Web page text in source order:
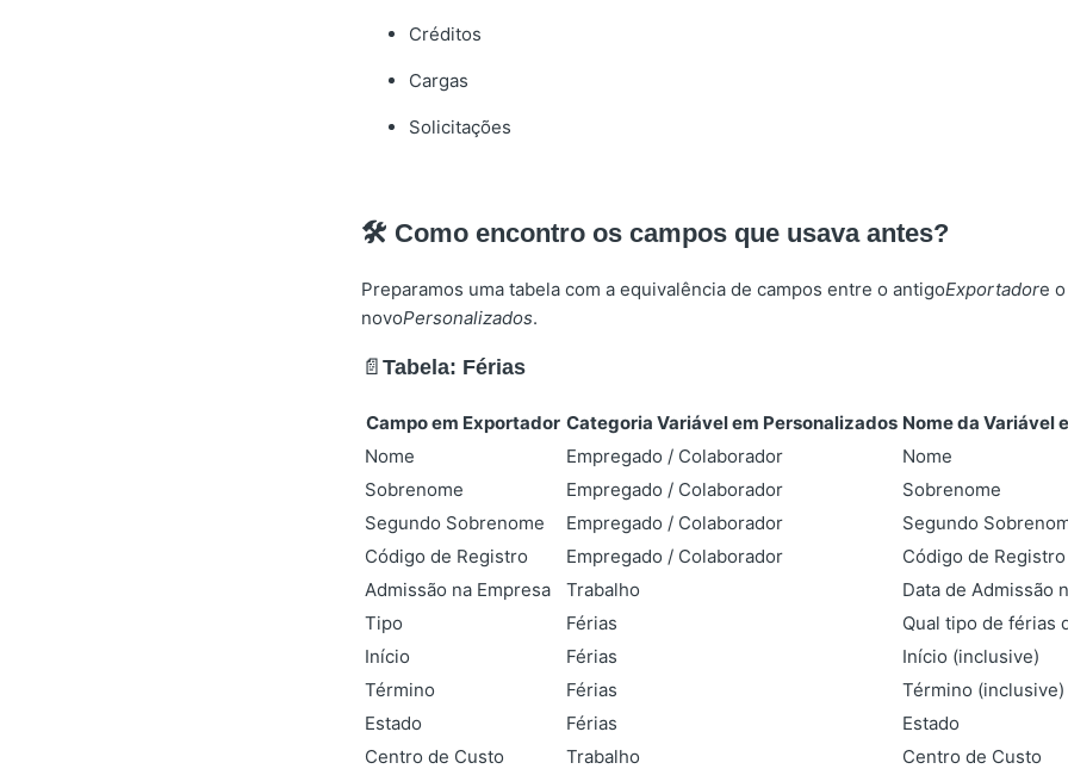
Créditos
Cargas
Solicitações
🛠️ Como encontro os campos que usava antes?
Preparamos uma tabela com a equivalência de campos entre o antigoExportadore o
novoPersonalizados.
📄 Tabela: Férias
Campo em Exportador Categoria Variável em Personalizados Nome da Variável
Nome
Empregado / Colaborador
Nome
Sobrenome
Empregado / Colaborador
Sobrenome
Segundo Sobrenome
Empregado / Colaborador
Segundo
Código de Registro
Empregado / Colaborador
Código de Registro
Admissão na Empresa
Trabalho
Data de Admissão
Tipo
Férias
Qual tipo de férias
Início
Férias
Início (inclusive)
Término
Férias
Término (inclusive)
Estado
Férias
Estado
Centro de Custo
Trabalho
Centro de Custo